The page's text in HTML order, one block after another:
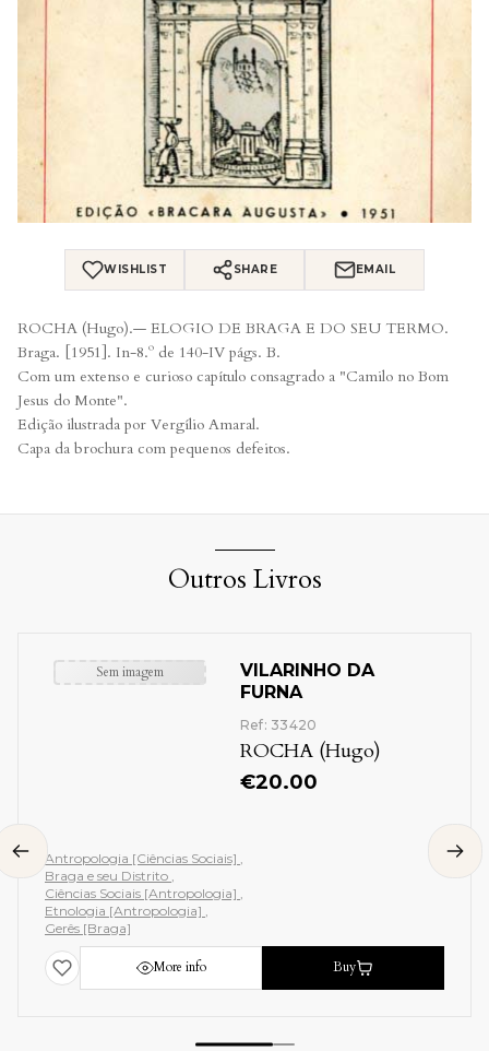
WISHLIST SHARE EMAIL
ROCHA (Hugo).— ELOGIO DE BRAGA E DO SEU TERMO.
Braga. [1951]. In-8.º de 140-IV págs. B.
Com um extenso e curioso capítulo consagrado a "Camilo no Bom
Jesus do Monte".
Edição ilustrada por Vergílio Amaral.
Capa da brochura com pequenos defeitos.
Outros Livros
Sem imagem
VILARINHO DA
FURNA
Ref: 33420
ROCHA (Hugo)
€20.00
Antropologia [Ciências Sociais]
Braga e seu Distrito
Ciências Sociais [Antropologia]
Etnologia [Antropologia]
Gerês [Braga]
More info Buy